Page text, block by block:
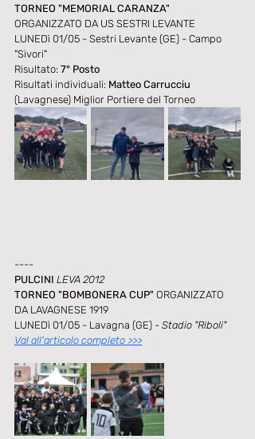
TORNEO "MEMORIAL CARANZA"
ORGANIZZATO DA US SESTRI LEVANTE
LUNEDì 01/05 - Sestri Levante (GE) - Campo
"Sivori"
Risultato: 7° Posto
Risultati individuali: Matteo Carrucciu
(Lavagnese) Miglior Portiere del Torneo
----
PULCINI LEVA 2012
TORNEO "BOMBONERA CUP" ORGANIZZATO
DA LAVAGNESE 1919
LUNEDì 01/05 - Lavagna (GE) - Stadio "Riboli"
Val all'articolo completo >>>